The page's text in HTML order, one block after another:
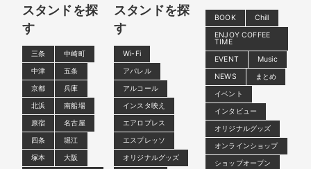
スタンドを探
す
三条
中崎町
中津
五条
京都
兵庫
北浜
南船場
原宿
名古屋
四条
堀江
塚本
大阪
スタンドを探
す
Wi-Fi
アパレル
アルコール
インスタ映え
エアロプレス
エスプレッソ
オリジナルグッズ
BOOK
Chill
ENJOY COFFEE
TIME
EVENT
Music
NEWS
まとめ
イベント
インタビュー
オリジナルグッズ
オンラインショップ
ショップオープン